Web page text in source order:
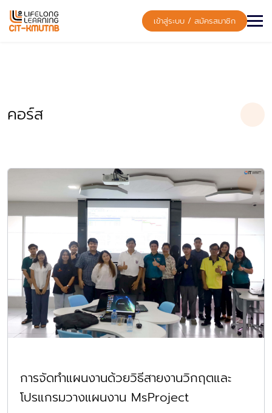
content
เข้าสู่ระบบ / สมัครสมาชิก
คอร์ส
การจัดทำแผนงานด้วยวิธีสายงานวิกฤตและ
โปรแกรมวางแผนงาน MsProject